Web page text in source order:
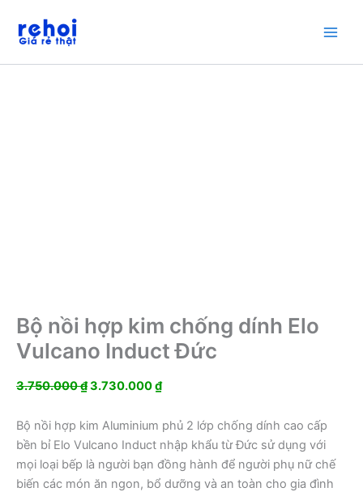
dung
Giảm giá!
Bộ nồi hợp kim chống dính Elo
Vulcano Induct Đức
3.750.000₫Giá
là:
3.750.000 ₫.
3.730.000₫Giá
tại
là:
3.730.000 ₫.
Bộ nồi hợp kim Aluminium phủ 2 lớp chống dính cao cấp
bền bỉ Elo Vulcano Induct nhập khẩu từ Đức sử dụng với
mọi loại bếp là người bạn đồng hành để người phụ nữ chế
biến các món ăn ngon, bổ dưỡng và an toàn cho gia đình